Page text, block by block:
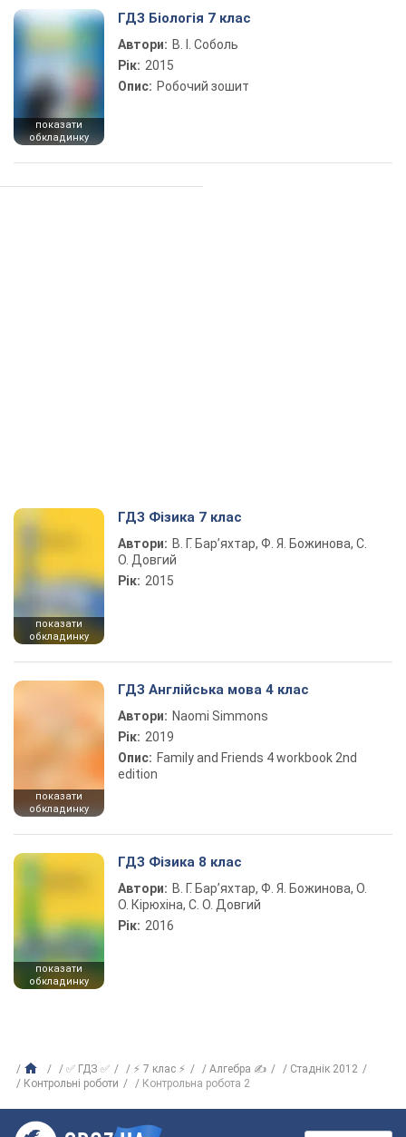
показати
обкладинку
ГДЗ Біологія 7 клас
Автори: В. І. Соболь
Рік: 2015
Опис: Робочий зошит
показати
обкладинку
ГДЗ Фізика 7 клас
Автори: В. Г. Бар’яхтар, Ф. Я. Божинова, С.
О. Довгий
Рік: 2015
показати
обкладинку
ГДЗ Англійська мова 4 клас
Автори: Naomi Simmons
Рік: 2019
Опис: Family and Friends 4 workbook 2nd
edition
показати
обкладинку
ГДЗ Фізика 8 клас
Автори: В. Г. Бар’яхтар, Ф. Я. Божинова, О.
О. Кірюхіна, С. О. Довгий
Рік: 2016
✅ ГДЗ ✅ ⚡ 7 клас ⚡ Алгебра ✍
Стаднік 2012
Контрольні роботи
Контрольна робота 2